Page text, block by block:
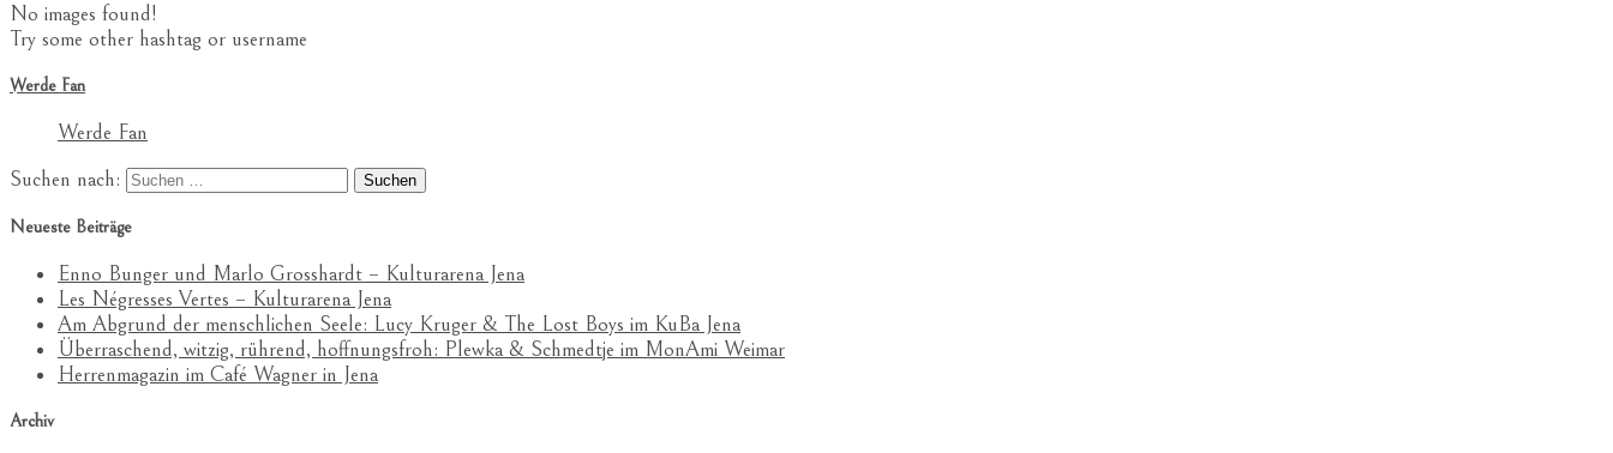
No images found!
Try some other hashtag or username
Werde Fan
Werde Fan
Suchen nach:
Neueste Beiträge
Enno Bunger und Marlo Grosshardt – Kulturarena Jena
Les Négresses Vertes – Kulturarena Jena
Am Abgrund der menschlichen Seele: Lucy Kruger & The Lost Boys im KuBa Jena
Überraschend, witzig, rührend, hoffnungsfroh: Plewka & Schmedtje im MonAmi Weimar
Herrenmagazin im Café Wagner in Jena
Archiv